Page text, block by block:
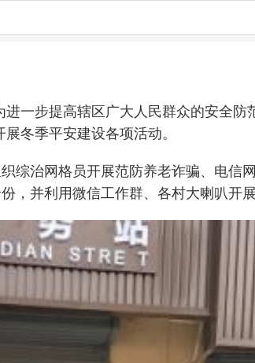
一步提高辖区广大人民群众的安全
冬季平安建设各项活动。
综治网格员开展范防养老诈骗、电信
，并利用微信工作群、各村大喇叭开